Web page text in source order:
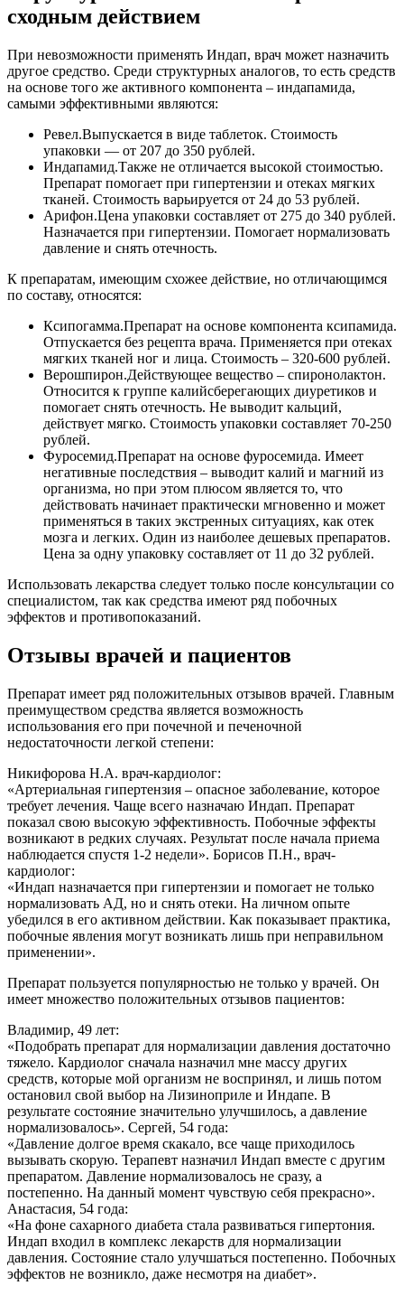
сходным действием
При невозможности применять Индап, врач может назначить
другое средство. Среди структурных аналогов, то есть средств
на основе того же активного компонента – индапамида,
самыми эффективными являются:
Ревел.Выпускается в виде таблеток. Стоимость
упаковки — от 207 до 350 рублей.
Индапамид.Также не отличается высокой стоимостью.
Препарат помогает при гипертензии и отеках мягких
тканей. Стоимость варьируется от 24 до 53 рублей.
Арифон.Цена упаковки составляет от 275 до 340 рублей.
Назначается при гипертензии. Помогает нормализовать
давление и снять отечность.
К препаратам, имеющим схожее действие, но отличающимся
по составу, относятся:
Ксипогамма.Препарат на основе компонента ксипамида.
Отпускается без рецепта врача. Применяется при отеках
мягких тканей ног и лица. Стоимость – 320-600 рублей.
Верошпирон.Действующее вещество – спиронолактон.
Относится к группе калийсберегающих диуретиков и
помогает снять отечность. Не выводит кальций,
действует мягко. Стоимость упаковки составляет 70-250
рублей.
Фуросемид.Препарат на основе фуросемида. Имеет
негативные последствия – выводит калий и магний из
организма, но при этом плюсом является то, что
действовать начинает практически мгновенно и может
применяться в таких экстренных ситуациях, как отек
мозга и легких. Один из наиболее дешевых препаратов.
Цена за одну упаковку составляет от 11 до 32 рублей.
Использовать лекарства следует только после консультации со
специалистом, так как средства имеют ряд побочных
эффектов и противопоказаний.
Отзывы врачей и пациентов
Препарат имеет ряд положительных отзывов врачей. Главным
преимуществом средства является возможность
использования его при почечной и печеночной
недостаточности легкой степени:
Никифорова Н.А. врач-кардиолог:
«Артериальная гипертензия – опасное заболевание, которое
требует лечения. Чаще всего назначаю Индап. Препарат
показал свою высокую эффективность. Побочные эффекты
возникают в редких случаях. Результат после начала приема
наблюдается спустя 1-2 недели». Борисов П.Н., врач-
кардиолог:
«Индап назначается при гипертензии и помогает не только
нормализовать АД, но и снять отеки. На личном опыте
убедился в его активном действии. Как показывает практика,
побочные явления могут возникать лишь при неправильном
применении».
Препарат пользуется популярностью не только у врачей. Он
имеет множество положительных отзывов пациентов:
Владимир, 49 лет:
«Подобрать препарат для нормализации давления достаточно
тяжело. Кардиолог сначала назначил мне массу других
средств, которые мой организм не воспринял, и лишь потом
остановил свой выбор на Лизиноприле и Индапе. В
результате состояние значительно улучшилось, а давление
нормализовалось». Сергей, 54 года:
«Давление долгое время скакало, все чаще приходилось
вызывать скорую. Терапевт назначил Индап вместе с другим
препаратом. Давление нормализовалось не сразу, а
постепенно. На данный момент чувствую себя прекрасно».
Анастасия, 54 года:
«На фоне сахарного диабета стала развиваться гипертония.
Индап входил в комплекс лекарств для нормализации
давления. Состояние стало улучшаться постепенно. Побочных
эффектов не возникло, даже несмотря на диабет».